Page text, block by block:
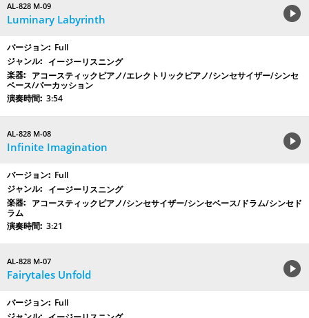
AL-828 M-09
Luminary Labyrinth
Full
イージーリスニング
アコースティックピアノ/エレクトリックピアノ/シンセサイザー/シンセ
ベース/パーカッション
3:54
AL-828 M-08
Infinite Imagination
Full
イージーリスニング
アコースティックピアノ/シンセサイザー/シンセベース/ドラム/シンセド
ラム
3:21
AL-828 M-07
Fairytales Unfold
Full